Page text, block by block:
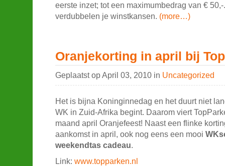
eerste inzet; tot een maximumbedrag van €
verdubbelen je winstkansen. (more…)
Oranjekorting in april bij
Geplaatst op April 03, 2010 in Uncategorized
Het is bijna Koninginnedag en het duurt niet
WK in Zuid-Afrika begint. Daarom viert
maand april Oranjefeest! Naast een flinke
aankomst in april, ook nog eens een mooi
weekendtas cadeau.
Link: www.topparken.nl